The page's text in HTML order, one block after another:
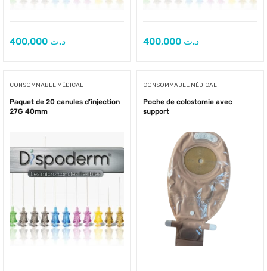
د.ت د.ت
CONSOMMABLE MÉDICAL
Paquet de 20 canules d’injection
27G 40mm
CONSOMMABLE MÉDICAL
Poche de colostomie avec
support